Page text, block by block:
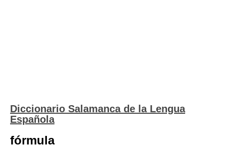
Diccionario Salamanca de la Lengua
Española
fórmula